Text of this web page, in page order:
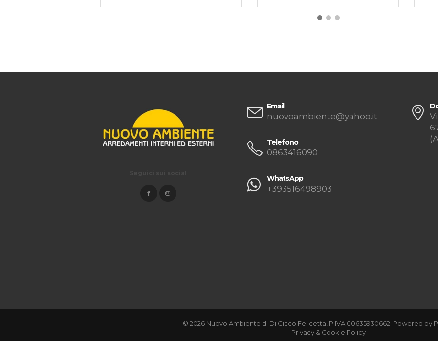
Email
nuovoambiente@yahoo.it
Telefono
0863416090
WhatsApp
+393516498903
© 2026 Nuovo Ambiente di Di Cicco Felicetta, P.IVA 00635930662. Powered by
Privacy & Cookie Policy